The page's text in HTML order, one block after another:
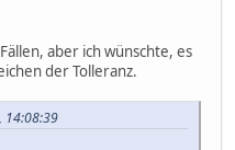
aber ich wünschte, es
der Tolleranz.
14:08:39